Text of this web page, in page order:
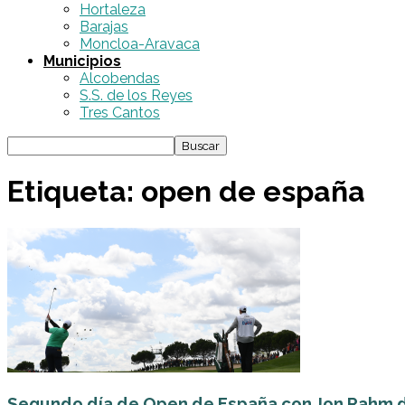
Hortaleza
Barajas
Moncloa-Aravaca
Municipios
Alcobendas
S.S. de los Reyes
Tres Cantos
Etiqueta: open de españa